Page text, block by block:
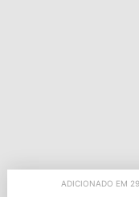
ADICIONADO EM